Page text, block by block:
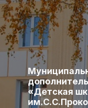
«Детская